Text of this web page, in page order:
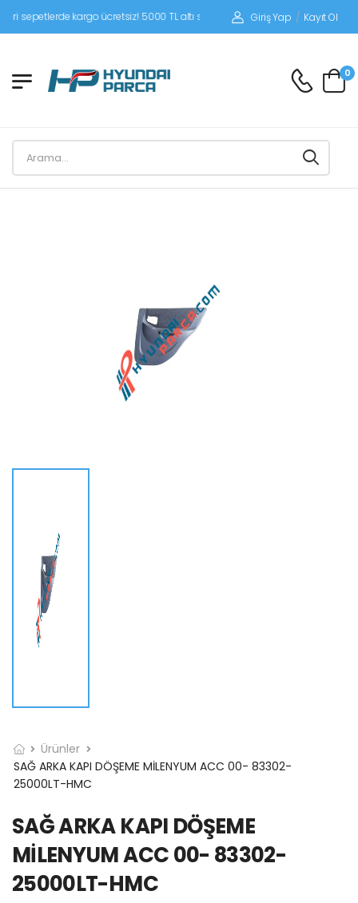
kargo ücretsiz! 5000 TL altı siparişlerinizde siparişleriniz alıcı
Giriş Yap / Kayıt Ol
0
Ürünler
SAĞ ARKA KAPI DÖŞEME MİLENYUM ACC 00- 83302-
25000LT-HMC
SAĞ ARKA KAPI DÖŞEME
MİLENYUM ACC 00- 83302-
25000LT-HMC